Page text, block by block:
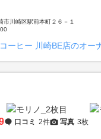
市川崎区駅前本町２６－１
ーヒー 川崎BE店のオー
口コミ 2件 写真 3枚